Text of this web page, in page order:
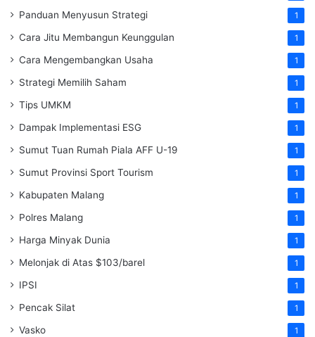
Panduan Menyusun Strategi 1
Cara Jitu Membangun Keunggulan 1
Cara Mengembangkan Usaha 1
Strategi Memilih Saham 1
Tips UMKM 1
Dampak Implementasi ESG 1
Sumut Tuan Rumah Piala AFF U-19 1
Sumut Provinsi Sport Tourism 1
Kabupaten Malang 1
Polres Malang 1
Harga Minyak Dunia 1
Melonjak di Atas $103/barel 1
IPSI 1
Pencak Silat 1
Vasko 1